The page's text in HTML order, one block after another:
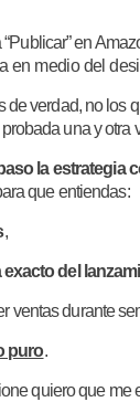
en
en medio del
de verdad, no los
probada una y otra
la estrategia
que entiendas:
,
exacto del
ventas durante
puro.
quiero que